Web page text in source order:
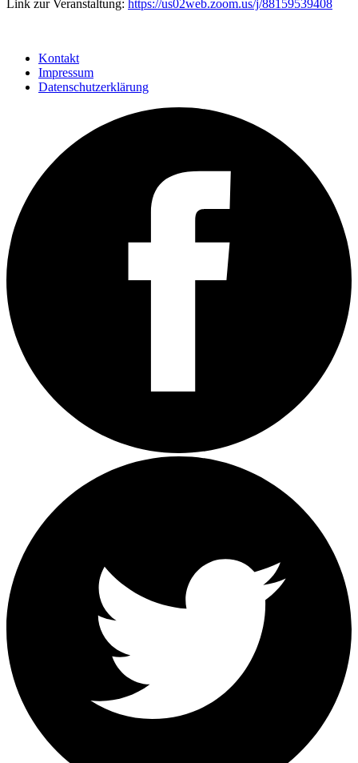
Link zur Veranstaltung: https://us02web.zoom.us/j/88159539408
Kontakt
Impressum
Datenschutzerklärung